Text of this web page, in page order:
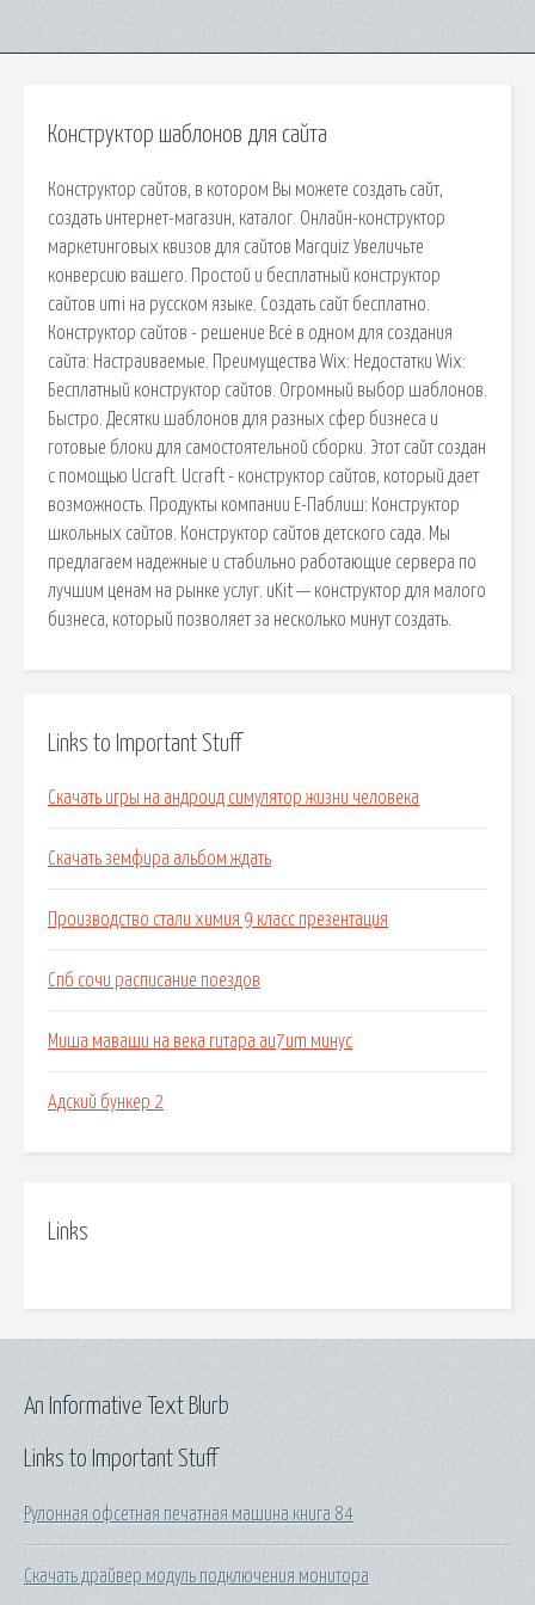
Конструктор шаблонов для сайта
Конструктор сайтов, в котором Вы можете создать сайт,
создать интернет-магазин, каталог. Онлайн-конструктор
маркетинговых квизов для сайтов Marquiz Увеличьте
конверсию вашего. Простой и бесплатный конструктор
сайтов umi на русском языке. Создать сайт бесплатно.
Конструктор сайтов - решение Всё в одном для создания
сайта: Настраиваемые. Преимущества Wix: Недостатки Wix:
Бесплатный конструктор сайтов. Огромный выбор шаблонов.
Быстро. Десятки шаблонов для разных сфер бизнеса и
готовые блоки для самостоятельной сборки. Этот сайт создан
с помощью Ucraft. Ucraft - конструктор сайтов, который дает
возможность. Продукты компании Е-Паблиш: Конструктор
школьных сайтов. Конструктор сайтов детского сада. Мы
предлагаем надежные и стабильно работающие сервера по
лучшим ценам на рынке услуг. uKit — конструктор для малого
бизнеса, который позволяет за несколько минут создать.
Links to Important Stuff
Скачать игры на андроид симулятор жизни человека
Скачать земфира альбом ждать
Производство стали химия 9 класс презентация
Спб сочи расписание поездов
Миша маваши на века гитара au7um минус
Адский бункер 2
Links
Links to Important Stuff
Рулонная офсетная печатная машина книга 84
Скачать драйвер модуль подключения монитора
An Informative Text Blurb